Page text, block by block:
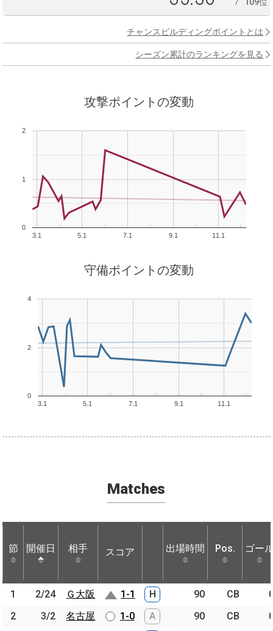
チャンスビルディングポイントとは
シーズン累計のランキングを見る
攻撃ポイントの変動
3.1 5.1 7.1 9.1 11.1
0
1
2
守備ポイントの変動
3.1 5.1 7.1 9.1 11.1
0
2
4
Matches
節 開催日 相手 スコア 出場時間 Pos. ゴー
節 開催日 相手 スコア 出場時間 Pos. ゴー
1 2/24 Ｇ大阪 1-1 H 90 CB
2
3/2 名古屋 1-0 A 90 CB
節 開催日 相手
1 2/24
Ｇ大阪
2
3/2
名古屋